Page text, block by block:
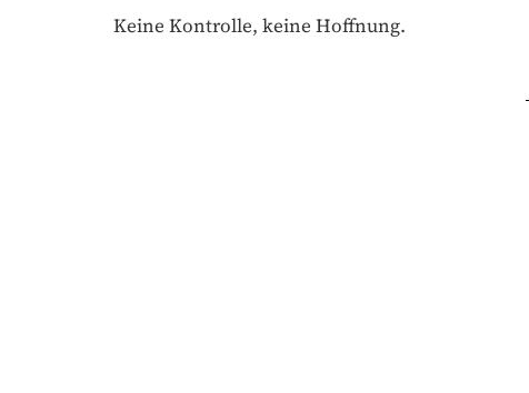
Keine Kontrolle, keine Hoffnung.
FIUME